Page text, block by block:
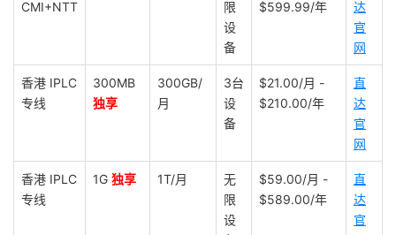
CMI+NTT
限
设
备
$599.99/年
达
官
网
香港 IPLC
专线
300MB
独享
300GB/
月
3台
设
备
$21.00/月 -
$210.00/年
直
达
官
网
香港 IPLC
专线
1G 独享 1T/月
无
限
设
$59.00/月 -
$589.00/年
直
达
官